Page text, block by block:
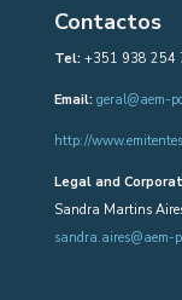
Contactos
Tel:+351 938 254
Email: geral@aem-
http://
Legal and
Sandra Martins
sandra.aires@aem-